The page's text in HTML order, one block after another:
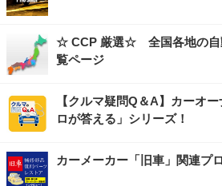
☆ CCP 厳選☆ 全国各地の自
覧ページ
【クルマ疑問Q＆A】カーオ
ロが答える」シリーズ！
カーメーカー「旧車」関連プ